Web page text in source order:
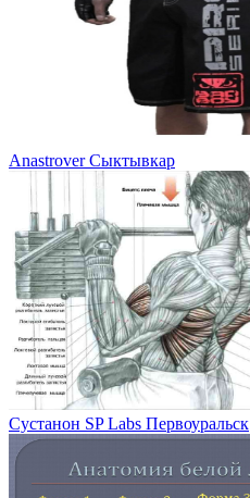
Anastrover Сыктывкар
Сустанон SP Labs Первоуральск